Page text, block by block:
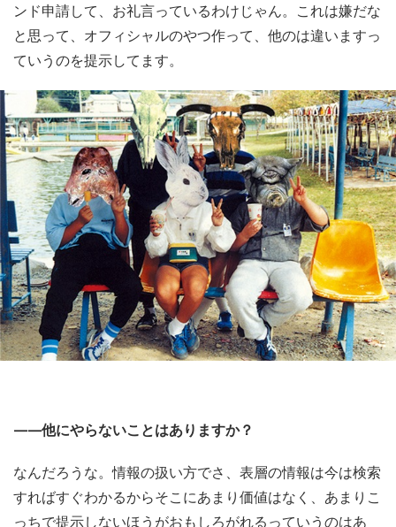
ンド申請して、お礼言っているわけじゃん。これは嫌だな
と思って、オフィシャルのやつ作って、他のは違いますっ
ていうのを提示してます。
——他にやらないことはありますか？
なんだろうな。情報の扱い方でさ、表層の情報は今は検索
すればすぐわかるからそこにあまり価値はなく、あまりこ
っちで提示しないほうがおもしろがれるっていうのはあ